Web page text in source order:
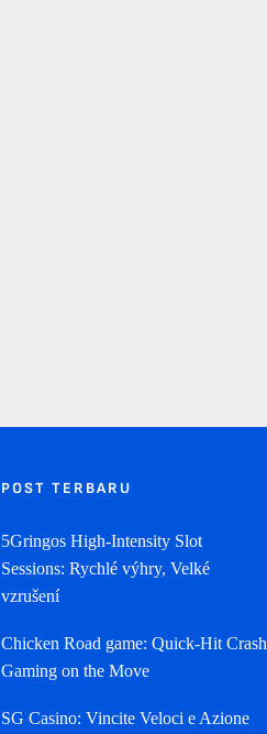
POST TERBARU
5Gringos High‑Intensity Slot
Sessions: Rychlé výhry, Velké
vzrušení
Chicken Road game: Quick‑Hit Crash
Gaming on the Move
SG Casino: Vincite Veloci e Azione